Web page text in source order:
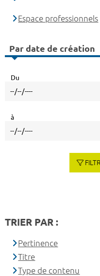
Espace professionnels
Par date de création
Du
à
TRIER PAR :
Pertinence
Titre
Type de contenu